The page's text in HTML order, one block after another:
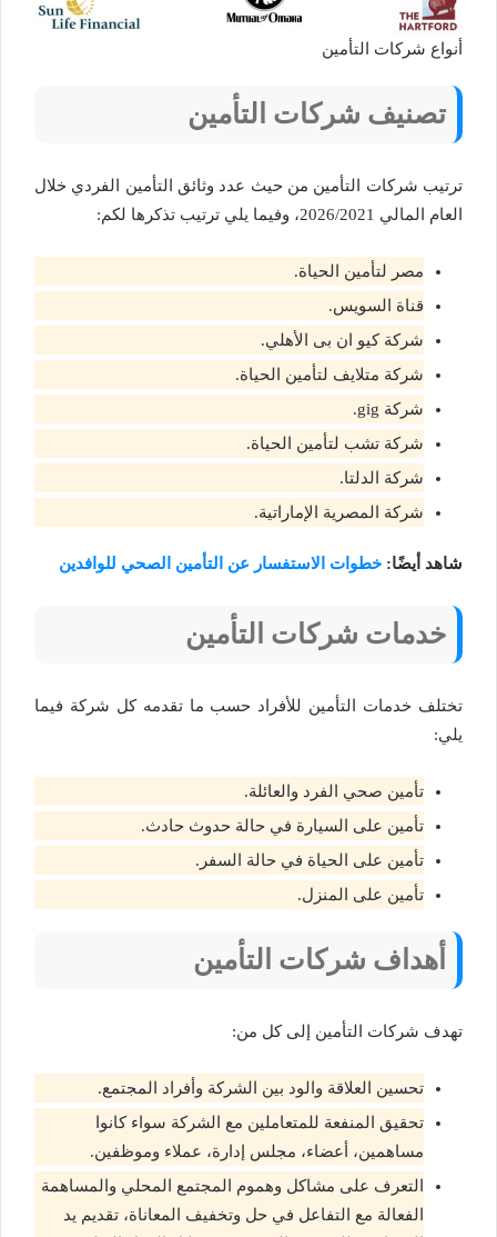
أنواع شركات التأمين
تصنيف شركات التأمين
ترتيب شركات التأمين من حيث عدد وثائق التأمين الفردي خلال
العام المالي 2026/2021، وفيما يلي ترتيب تذكرها لكم:
مصر لتأمين الحياة.
قناة السويس.
شركة كيو ان بى الأهلي.
شركة متلايف لتأمين الحياة.
شركة gig.
شركة تشب لتأمين الحياة.
شركة الدلتا.
شركة المصرية الإماراتية.
شاهد أيضًا: خطوات الاستفسار عن التأمين الصحي للوافدين
خدمات شركات التأمين
تختلف خدمات التأمين للأفراد حسب ما تقدمه كل شركة فيما
يلي:
تأمين صحي الفرد والعائلة.
تأمين على السيارة في حالة حدوث حادث.
تأمين على الحياة في حالة السفر.
تأمين على المنزل.
أهداف شركات التأمين
تهدف شركات التأمين إلى كل من:
تحسين العلاقة والود بين الشركة وأفراد المجتمع.
تحقيق المنفعة للمتعاملين مع الشركة سواء كانوا
مساهمين، أعضاء، مجلس إدارة، عملاء وموظفين.
التعرف على مشاكل وهموم المجتمع المحلي والمساهمة
الفعالة مع التفاعل في حل وتخفيف المعاناة، تقديم يد